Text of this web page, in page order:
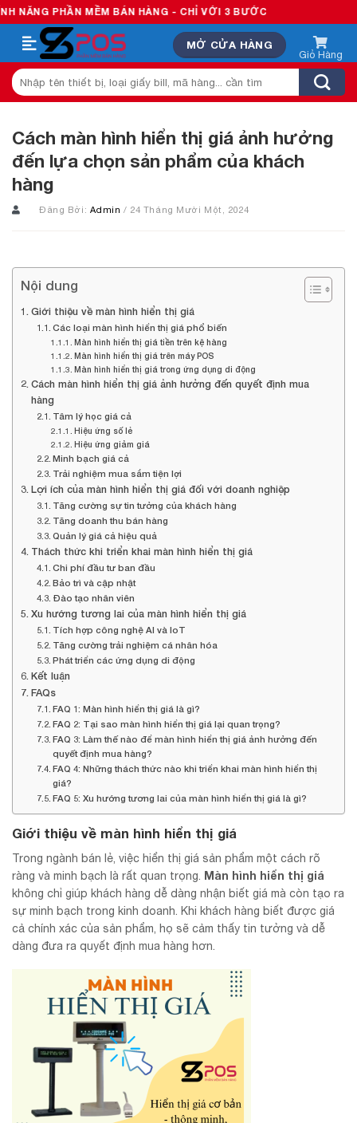
Skip
to
content
MỀM BÁN HÀNG - CHỈ VỚI 3 BƯỚC
MỞ CỬA HÀNG
Tìm
kiếm:
Cách màn hình hiển thị giá ảnh hưởng
đến lựa chọn sản phẩm của khách
hàng
Đăng Bởi: Admin/ 24 Tháng Mười Một, 2024
Nội dung
Giới thiệu về màn hình hiển thị giá
Các loại màn hình hiển thị giá phổ biến
Màn hình hiển thị giá tiền trên kệ hàng
Màn hình hiển thị giá trên máy POS
Màn hình hiển thị giá trong ứng dụng di động
Cách màn hình hiển thị giá ảnh hưởng đến quyết định mua
hàng
Tâm lý học giá cả
Hiệu ứng số lẻ
Hiệu ứng giảm giá
Minh bạch giá cả
Trải nghiệm mua sắm tiện lợi
Lợi ích của màn hình hiển thị giá đối với doanh nghiệp
Tăng cường sự tin tưởng của khách hàng
Tăng doanh thu bán hàng
Quản lý giá cả hiệu quả
Thách thức khi triển khai màn hình hiển thị giá
Chi phí đầu tư ban đầu
Bảo trì và cập nhật
Đào tạo nhân viên
Xu hướng tương lai của màn hình hiển thị giá
Tích hợp công nghệ AI và IoT
Tăng cường trải nghiệm cá nhân hóa
Phát triển các ứng dụng di động
Kết luận
FAQs
FAQ 1: Màn hình hiển thị giá là gì?
FAQ 2: Tại sao màn hình hiển thị giá lại quan trọng?
FAQ 3: Làm thế nào để màn hình hiển thị giá ảnh hưởng đến
quyết định mua hàng?
FAQ 4: Những thách thức nào khi triển khai màn hình hiển thị
giá?
FAQ 5: Xu hướng tương lai của màn hình hiển thị giá là gì?
Giới thiệu về màn hình hiển thị giá
Trong ngành bán lẻ, việc hiển thị giá sản phẩm một cách rõ
ràng và minh bạch là rất quan trọng. Màn hình hiển thị giá
không chỉ giúp khách hàng dễ dàng nhận biết giá mà còn tạo ra
sự minh bạch trong kinh doanh. Khi khách hàng biết được giá
cả chính xác của sản phẩm, họ sẽ cảm thấy tin tưởng và dễ
dàng đưa ra quyết định mua hàng hơn.